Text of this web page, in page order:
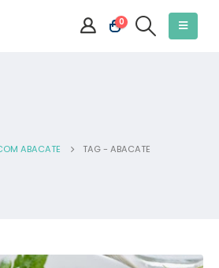
0
ABACATE TAG - ABACATE